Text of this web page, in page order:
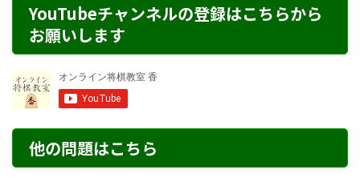
YouTubeチャンネルの登録はこちらから
お願いします
他の問題はこちら